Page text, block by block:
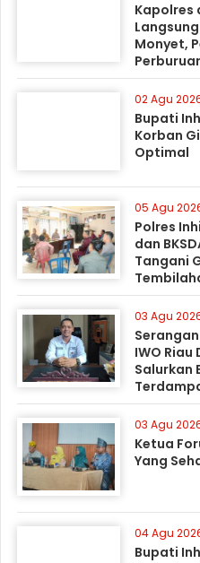
Kapolres
Monyet,
02 Agu
Bupati
Korban
Optimal
05 Agu
Polres
dan
Tangani
03 Agu
IWO
Salurkan
03 Agu
Ketua
Yang
04 Agu
Bupati